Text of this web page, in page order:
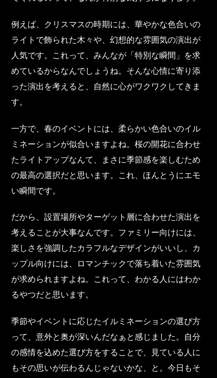
例えば、クリスマスの時期には、華やかな色合いの
ライトで飾られた木々や、幻想的な雰囲気の演出が
人気です。これって、みんなが「特別な瞬間」を求
めているからなんでしょうね。そんな心情に寄り添
った演出を考えると、自然に心がワクワクしてきま
す。
一方で、春のイベントには、柔らかい色合いのイル
ミネーションが似合いますよね。桜の開花に合わせ
たライトアップなんて、まさに季節感を楽しむため
の最高の選択だと思います。これ、ほんとうにエモ
い瞬間です。
だから、設置場所やターゲット層に合わせた演出を
考えることが大事なんです。ファミリー向けには、
楽しさを強調したカラフルなデザインがいいし、カ
ップル向けには、ロマンチックで落ち着いた雰囲気
が求められますよね。これって、わかる人にはわか
るやつだと思います。
季節やイベントに応じたイルミネーションの選び方
って、意外と奥が深いんだなぁと感じました。自分
の感情を込めた選び方をすることで、見ている人に
もその思いが伝わるんじゃないかな、と。今日もそ